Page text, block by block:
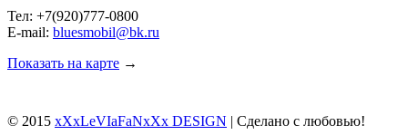
Тел: +7(920)777-0800
E-mail: bluesmobil@bk.ru
Показать на карте →
© 2015 xXxLeVIaFaNxXx DESIGN | Сделано с любовью!